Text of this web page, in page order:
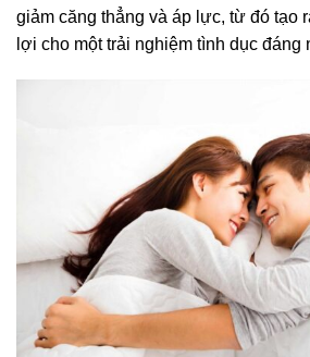
giảm căng thẳng và áp lực, từ đó tạo
lợi cho một trải nghiệm tình dục đáng